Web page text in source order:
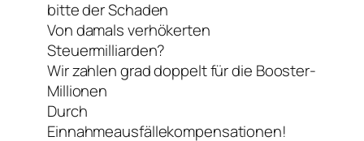
bitte der Schaden
Von damals verhökerten
Steuermilliarden?
Wir zahlen grad doppelt für die Booster-
Millionen
Durch
Einnahmeausfällekompensationen!